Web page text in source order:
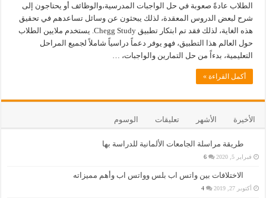
الطلاب عادةً صعوبة في حل الواجبات المدرسية،والوظائف أو يحتاجون إلى
شرح لبعض الدروس المعقدة، لذلك يبحثون عن وسائل تساعدهم في تحقيق
هذه الغاية، لذلك فقد تم ابتكار تطبيق Chegg Study. يستخدم ملايين الطلاب
حول العالم هذا التطبيق، فهو يوفر دعماً دراسياً شاملاً لجميع المراحل
التعليمية، بدءاً من حل التمارين والواجبات، …
أكمل القراءة »
الأخيرة الأشهر تعليقات الوسوم
طريقة مراسلة الجامعات الألمانية للدراسة بها
فبراير 5, 2020 6
الاختلافات بين واتس اب بلس وواتس اب وأهم مميزاته
أكتوبر 27, 2019 4